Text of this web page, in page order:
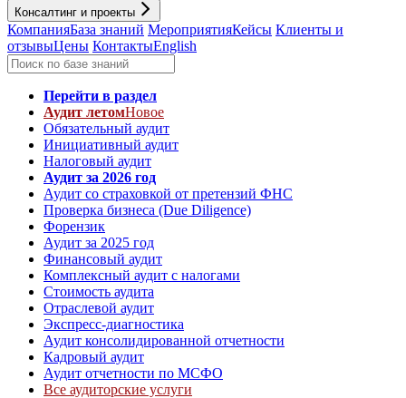
Консалтинг и проекты
КомпанияБаза знаний МероприятияКейсы Клиенты и
отзывыЦены КонтактыEnglish
Перейти в раздел
Аудит летомНовое
Обязательный аудит
Инициативный аудит
Налоговый аудит
Аудит за 2026 год
Аудит со страховкой от претензий ФНС
Проверка бизнеса (Due Diligence)
Форензик
Аудит за 2025 год
Финансовый аудит
Комплексный аудит с налогами
Стоимость аудита
Отраслевой аудит
Экспресс-диагностика
Аудит консолидированной отчетности
Кадровый аудит
Аудит отчетности по МСФО
Все аудиторские услуги